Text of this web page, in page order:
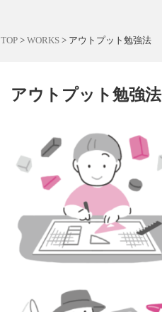
TOP > WORKS > アウトプット勉強法
アウトプット勉強法